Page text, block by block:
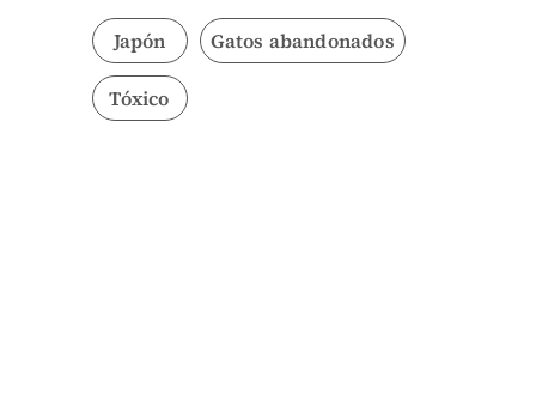
Japón Gatos abandonados
Tóxico